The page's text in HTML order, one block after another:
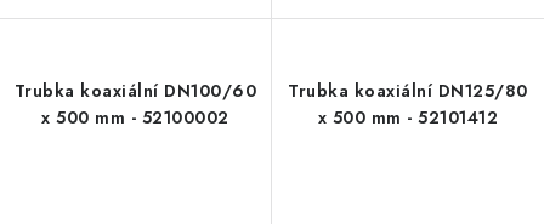
Trubka koaxiální DN100/60
x 500 mm - 52100002
Trubka koaxiální DN125/80
x 500 mm - 52101412